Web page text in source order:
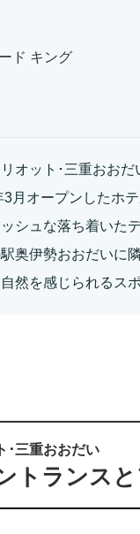
ド キング
オット･三重おお
月オープンしたホ
シュな落ち着いた
奥伊勢おおだいに
然を感じられるス
･三重おおだい
トランス